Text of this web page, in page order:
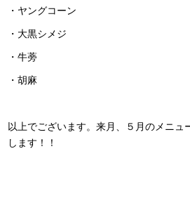
・ヤングコーン
・大黒シメジ
・牛蒡
・胡麻
以上でございます。来月、５月のメニュ
します！！